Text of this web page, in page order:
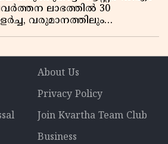
ലാഭത്തിൽ 30
വരുമാനത്തിലും
About Us
Privacy Policy
Join Kvartha Team Club
Business